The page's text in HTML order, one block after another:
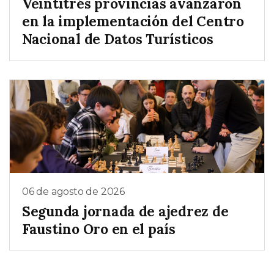
Veintitrés provincias avanzaron
en la implementación del Centro
Nacional de Datos Turísticos
06 de agosto de 2026
Segunda jornada de ajedrez de
Faustino Oro en el país